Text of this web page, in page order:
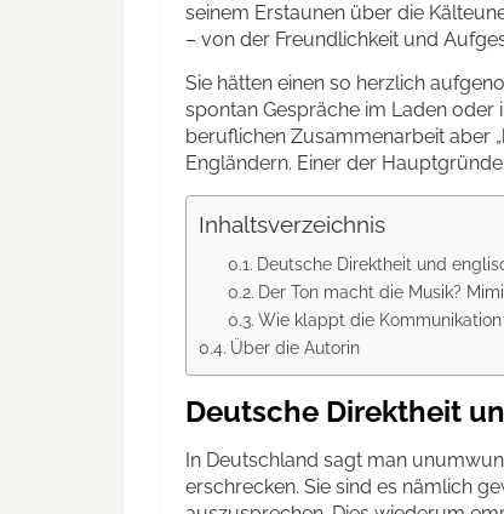
seinem Erstaunen über die
– von der Freundlichkeit und
Sie hätten einen so herzlich
spontan Gespräche im Laden oder
beruflichen Zusammenarbeit aber
Engländern. Einer der
Inhaltsverzeichnis
Deutsche Direktheit und
Der Ton macht die Musik?
Wie klappt die
Über die Autorin
Deutsche Direktheit
In Deutschland sagt man
erschrecken. Sie sind es nämlich